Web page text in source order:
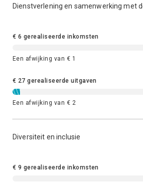
Dienstverlening en samenwerking met
€ 6 gerealiseerde inkomsten
Een afwijking van € 1
€ 27 gerealiseerde uitgaven
Een afwijking van € 2
Diversiteit en inclusie
€ 9 gerealiseerde inkomsten